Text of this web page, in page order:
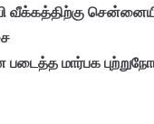
வீக்கத்திற்கு
மார்பக